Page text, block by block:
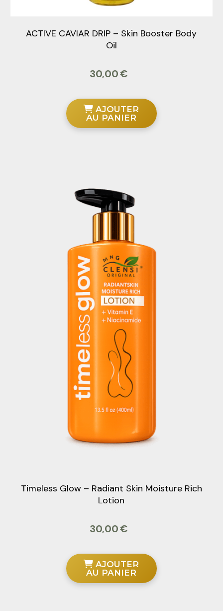
ACTIVE CAVIAR DRIP – Skin Booster Body
Oil
30,00€
AJOUTER
AU PANIER
Timeless Glow – Radiant Skin Moisture Rich
Lotion
30,00€
AJOUTER
AU PANIER